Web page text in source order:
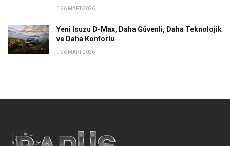
26 MART 2026
Yeni Isuzu D-Max, Daha Güvenli, Daha Teknolojik
ve Daha Konforlu
26 MART 2026